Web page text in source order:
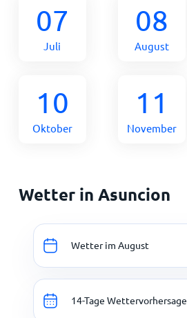
07
Juli
08
August
10
Oktober
11
November
Wetter in Asuncion
Wetter im August
14-Tage Wettervorhersage